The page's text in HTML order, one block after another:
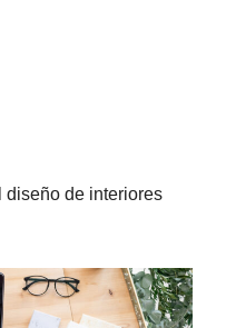
diseño de interiores